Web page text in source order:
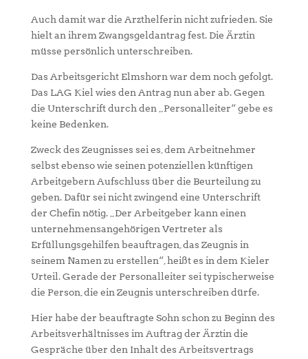
Auch damit war die Arzthelferin nicht zufrieden. Sie
hielt an ihrem Zwangsgeldantrag fest. Die Ärztin
müsse persönlich unterschreiben.
Das Arbeitsgericht Elmshorn war dem noch gefolgt.
Das LAG Kiel wies den Antrag nun aber ab. Gegen
die Unterschrift durch den „Personalleiter“ gebe es
keine Bedenken.
Zweck des Zeugnisses sei es, dem Arbeitnehmer
selbst ebenso wie seinen potenziellen künftigen
Arbeitgebern Aufschluss über die Beurteilung zu
geben. Dafür sei nicht zwingend eine Unterschrift
der Chefin nötig. „Der Arbeitgeber kann einen
unternehmensangehörigen Vertreter als
Erfüllungsgehilfen beauftragen, das Zeugnis in
seinem Namen zu erstellen“, heißt es in dem Kieler
Urteil. Gerade der Personalleiter sei typischerweise
die Person, die ein Zeugnis unterschreiben dürfe.
Hier habe der beauftragte Sohn schon zu Beginn des
Arbeitsverhältnisses im Auftrag der Ärztin die
Gespräche über den Inhalt des Arbeitsvertrags